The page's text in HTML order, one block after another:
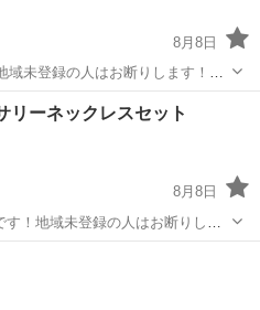
8月8日
域未登録の人はお断りします！オ
クセサリー
リーネックレスセット
8月8日
！地域未登録の人はお断りしま